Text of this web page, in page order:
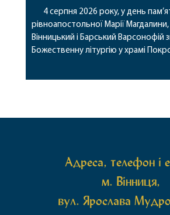
4 серпня 2026 року, у день
рівноапостольної Марії
Вінницький і Барський Варсонофій
Божественну літургію у храмі
Богородиці села Терешки
Адреса, телефон і
м. Вінниця,
вул. Ярослава